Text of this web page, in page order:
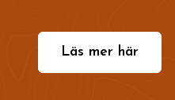
Läs mer här